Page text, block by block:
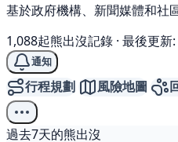
基於政府機構、新聞媒體和社
1,088起熊出沒記錄 · 最後更新
通知
行程規劃 風險地圖
過去7天的熊出沒